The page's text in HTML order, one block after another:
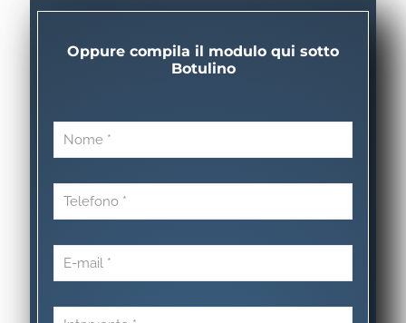
Oppure compila il modulo qui sotto
Botulino